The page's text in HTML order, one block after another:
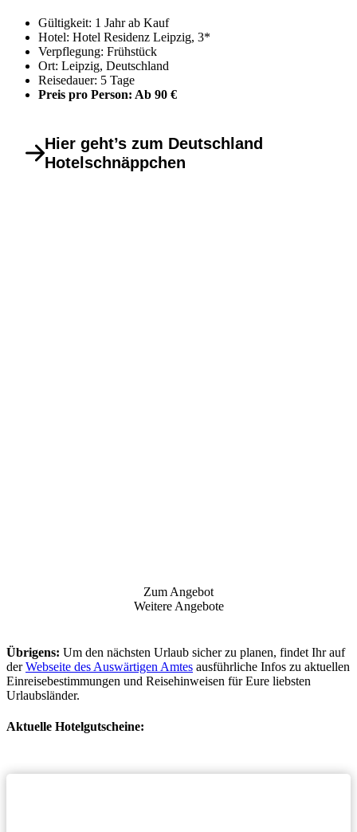
Gültigkeit: 1 Jahr ab Kauf
Hotel: Hotel Residenz Leipzig, 3*
Verpflegung: Frühstück
Ort: Leipzig, Deutschland
Reisedauer: 5 Tage
Preis pro Person: Ab 90 €
Hier geht’s zum Deutschland
Hotelschnäppchen
Zum Angebot
Weitere Angebote
Übrigens: Um den nächsten Urlaub sicher zu planen, findet Ihr auf
derWebseite des Auswärtigen Amtes ausführliche Infos zu aktuellen
Einreisebestimmungen und Reisehinweisen für Eure liebsten
Urlaubsländer.
Aktuelle Hotelgutscheine: